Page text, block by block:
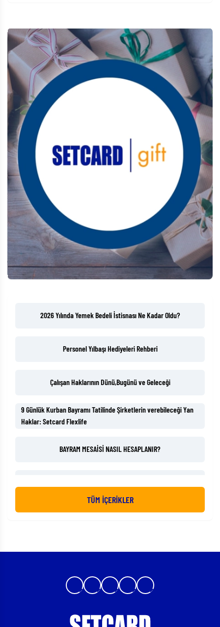
2026 Yılında Yemek Bedeli İstisnası Ne Kadar Oldu?
Personel Yılbaşı Hediyeleri Rehberi
Çalışan Haklarının Dünü,Bugünü ve Geleceği
9 Günlük Kurban Bayramı Tatilinde Şirketlerin verebileceği Yan
Haklar: Setcard Flexlife
BAYRAM MESAİSİ NASIL HESAPLANIR?
TÜM İÇERİKLER